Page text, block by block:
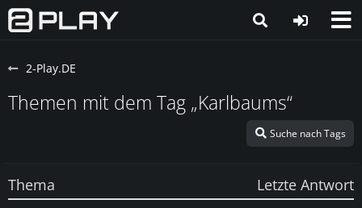
2-Play.DE
Themen mit dem Tag „Karlbaums“
Suche nach Tags
Thema Letzte Antwort